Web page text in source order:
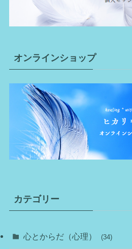
オンラインショップ
カテゴリー
心とからだ（心理） (34)